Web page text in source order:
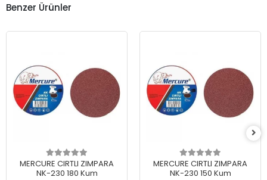
Benzer Ürünler
MERCURE CIRTLI ZIMPARA
NK-230 180 Kum
MERCURE CIRTLI ZIMPARA
NK-230 150 Kum